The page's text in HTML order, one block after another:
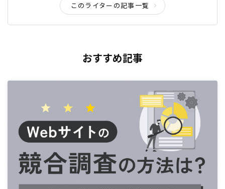
このライターの記事一覧
おすすめ記事